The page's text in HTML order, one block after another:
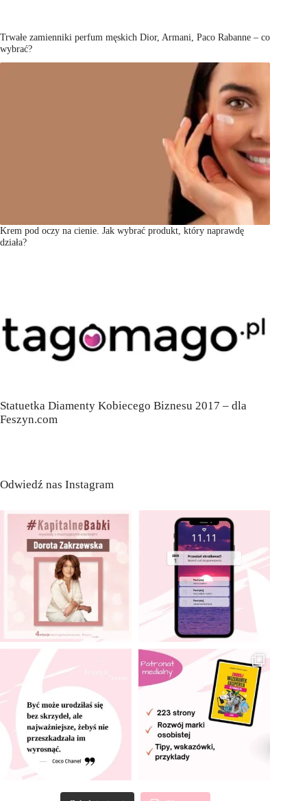
Trwałe zamienniki perfum męskich Dior, Armani, Paco Rabanne – co
wybrać?
Krem pod oczy na cienie. Jak wybrać produkt, który naprawdę
działa?
Statuetka Diamenty Kobiecego Biznesu 2017 – dla
Feszyn.com
Odwiedź nas Instagram